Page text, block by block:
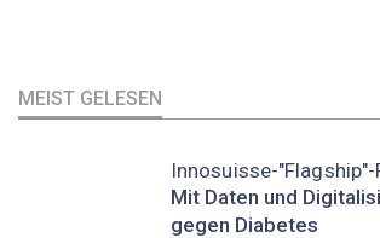
MEIST GELESEN
Innosuisse-
Mit Daten und
gegen Diabetes